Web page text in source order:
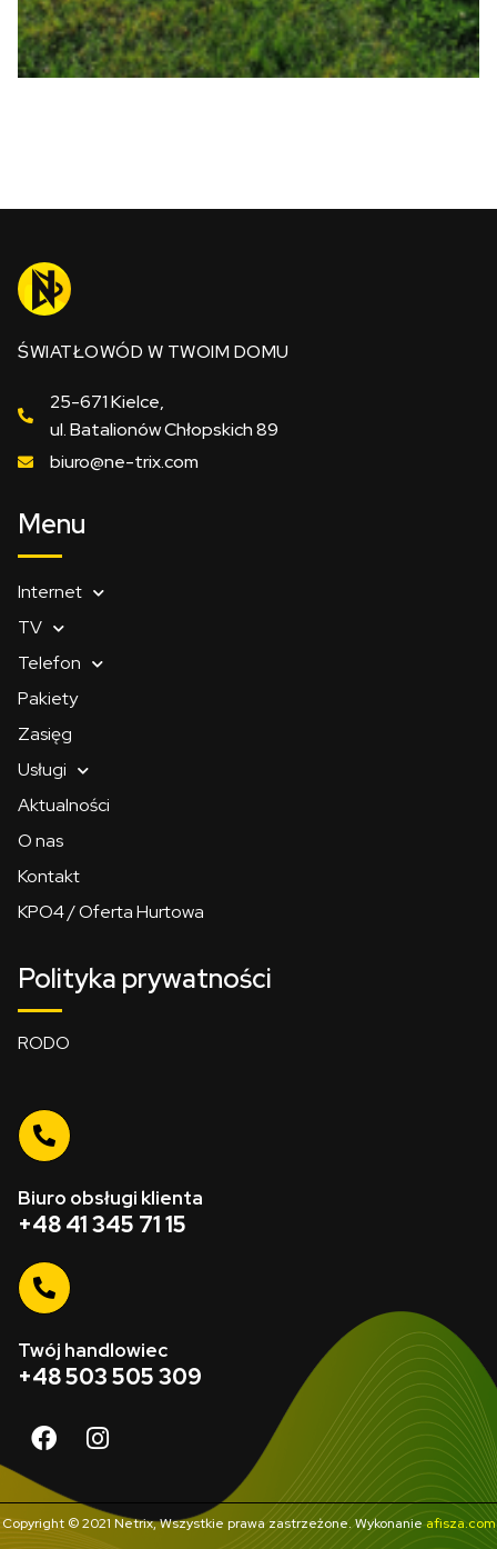
ŚWIATŁOWÓD W TWOIM DOMU
25-671 Kielce,
ul. Batalionów Chłopskich 89
biuro@ne-trix.com
Menu
Internet
TV
Telefon
Pakiety
Zasięg
Usługi
Aktualności
O nas
Kontakt
KPO4 / Oferta Hurtowa
Polityka prywatności
RODO
Biuro obsługi klienta
+48 41 345 71 15
Twój handlowiec
+48 503 505 309
Copyright © 2021 Netrix, Wszystkie prawa zastrzeżone. Wykonanie afisza.com